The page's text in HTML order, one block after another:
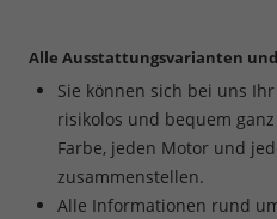
Alle Ausstattungsvarianten
Sie können sich bei uns
risikolos und bequem
Farbe, jeden Motor und
zusammenstellen.
Alle Informationen rund